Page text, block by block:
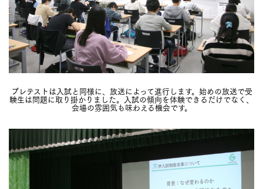
プレテストは入試と同様に、放送によって進行します。始めの放送で受
験生は問題に取り掛かりました。入試の傾向を体験できるだけでなく、
会場の雰囲気も味わえる機会です。